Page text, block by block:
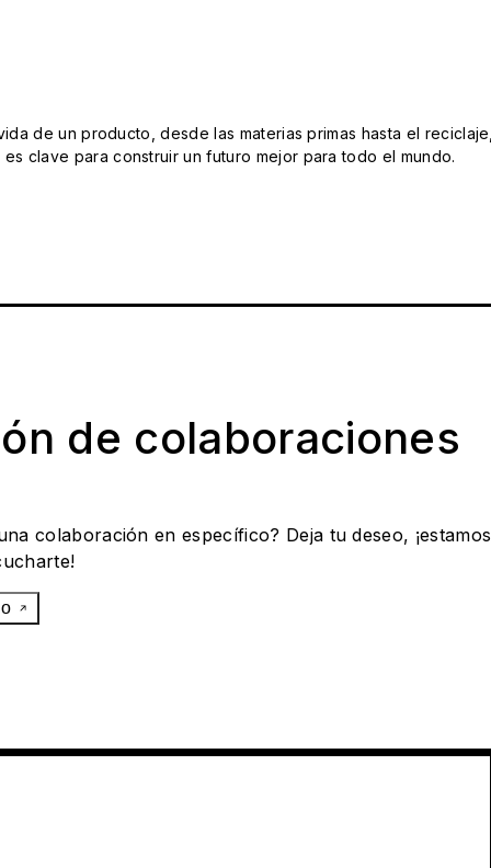
de un producto, desde las materias primas hasta el
clave para construir un futuro mejor para todo el mundo.
de colaboraciones
colaboración en específico? Deja tu deseo, ¡estamos